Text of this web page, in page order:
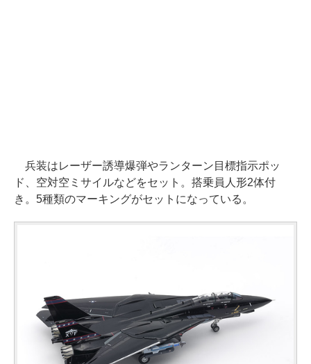
兵装はレーザー誘導爆弾やランターン目標指示ポッ
ド、空対空ミサイルなどをセット。搭乗員人形2体付
き。5種類のマーキングがセットになっている。